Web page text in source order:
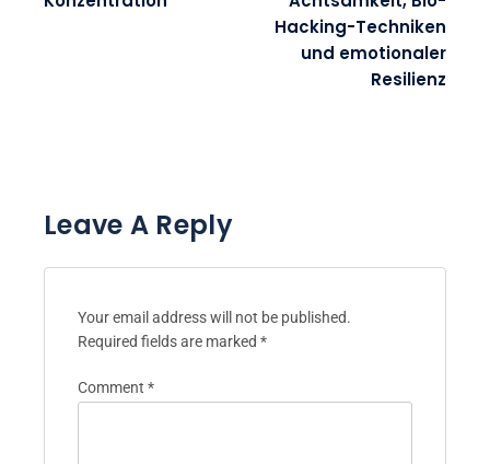
Hacking-Techniken
und emotionaler
Resilienz
Leave A Reply
Your email address will not be published.
Required fields are marked *
Comment *